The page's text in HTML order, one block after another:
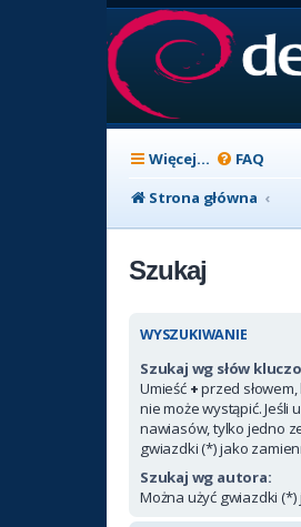
Więcej… FAQ
Strona główna
Szukaj
WYSZUKIWANIE
Szukaj wg słów
Umieść +przed
nie może wystąpić. Jeśli
nawiasów, tylko jedno
gwiazdki (*) jako
Szukaj wg autora:
Można użyć gwiazdki